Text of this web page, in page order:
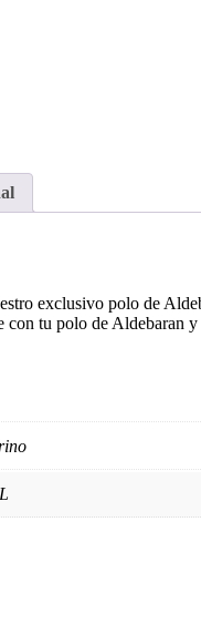
exclusivo polo de
con tu polo de Aldebaran